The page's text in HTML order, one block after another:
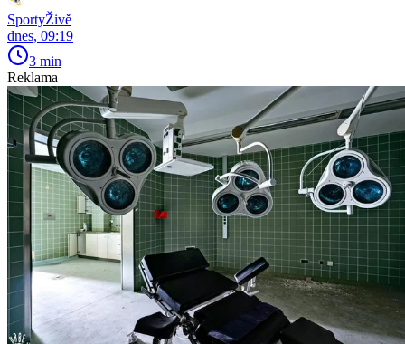
SportyŽivě
dnes, 09:19
3 min
Reklama